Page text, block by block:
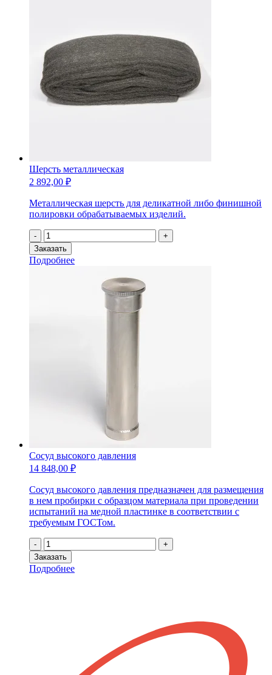
Шерсть металлическая
2 892,00 ₽
Металлическая шерсть для деликатной либо финишной
полировки обрабатываемых изделий.
-
Количество
товара
Шерсть
металлическая
+
Заказать
Подробнее
Сосуд высокого давления
14 848,00 ₽
Сосуд высокого давления предназначен для размещения
в нем пробирки с образцом материала при проведении
испытаний на медной пластинке в соответствии с
требуемым ГОСТом.
-
Количество
товара
Сосуд
высокого
+
Заказать
Подробнее